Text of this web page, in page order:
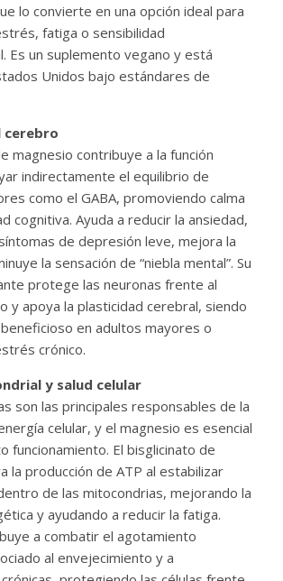
lo convierte en una opción ideal para
fatiga o sensibilidad
Es un suplemento vegano y está
Unidos bajo estándares de
cerebro
magnesio contribuye a la función
indirectamente el equilibrio de
como el GABA, promoviendo calma
cognitiva. Ayuda a reducir la ansiedad,
de depresión leve, mejora la
la sensación de “niebla mental”. Su
protege las neuronas frente al
y apoya la plasticidad cerebral, siendo
en adultos mayores o
crónico.
y salud celular
son las principales responsables de la
celular, y el magnesio es esencial
funcionamiento. El bisglicinato de
la producción de ATP al estabilizar
de las mitocondrias, mejorando la
y ayudando a reducir la fatiga.
a combatir el agotamiento
al envejecimiento y a